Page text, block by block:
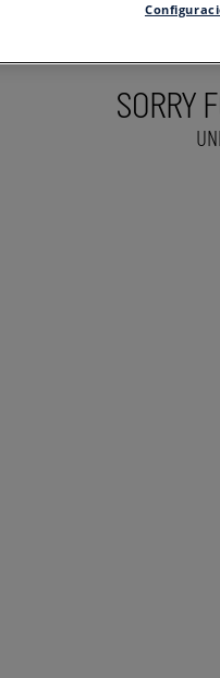
SORRY